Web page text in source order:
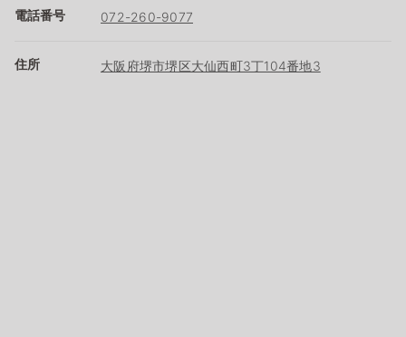
電話番号 072-260-9077
住所 大阪府堺市堺区大仙西町3丁104番地3